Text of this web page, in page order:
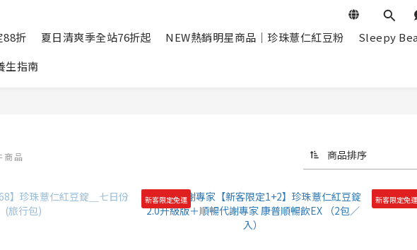
88折 夏日清爽季全站76折起 NEW熱銷明星商品｜珍珠薏仁紅豆粉 Sleepy
生指南
品 商品排序
新客限定免運 新客限定免運